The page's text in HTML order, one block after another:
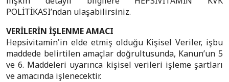
POLİTİKASI’ndan ulaşabilirsiniz.
VERİLERİN İŞLENME AMACI
Hepsivitamin'in elde etmiş olduğu Kişisel Veriler, işbu
maddede belirtilen amaçlar doğrultusunda, Kanun’un 5
ve 6. Maddeleri uyarınca kişisel verileri işleme şartları
ve amacında işlenecektir.